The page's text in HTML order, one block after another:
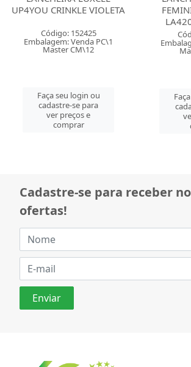
UP4YOU CRINKLE VIOLETA
Código: 152425
Embalagem: Venda PC\1
Master CM\12
Faça seu login ou
cadastre-se para
ver preços e
comprar
Cadastre-se para receber
ofertas!